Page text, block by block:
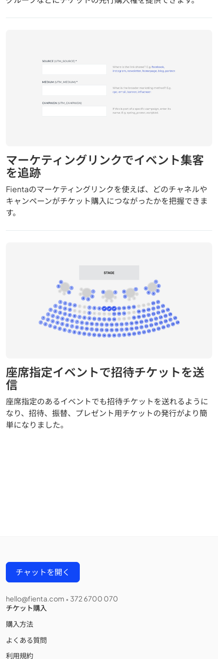
マーケティングリンクでイベント集客
を追跡
Fientaのマーケティングリンクを使えば、どのチャネルや
キャンペーンがチケット購入につながったかを把握できま
す。
座席指定イベントで招待チケットを送
信
座席指定のあるイベントでも招待チケットを送れるように
なり、招待、振替、プレゼント用チケットの発行がより簡
単になりました。
チャットを開く
hello@fienta.com • 372 6700 070
チケット購入
購入方法
よくある質問
利用規約